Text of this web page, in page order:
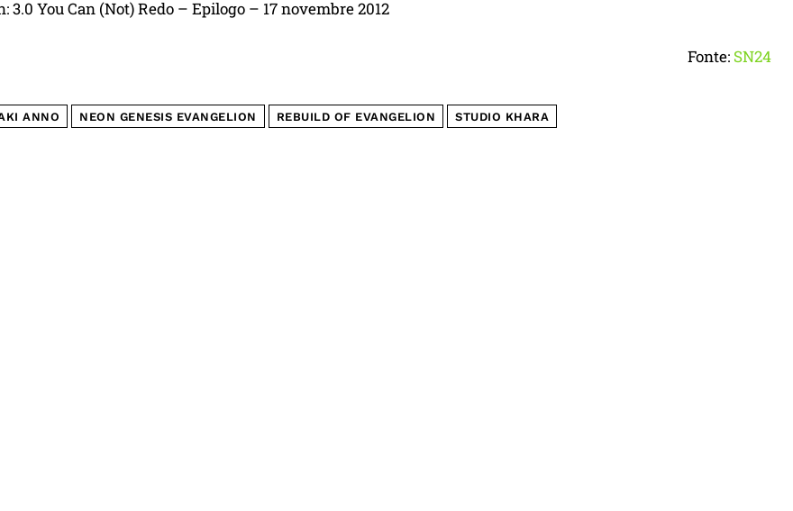
3.0 You Can (Not) Redo – Epilogo – 17 novembre 2012
Fonte: SN24
ANNO NEON GENESIS EVANGELION REBUILD OF EVANGELION STUDIO KHARA